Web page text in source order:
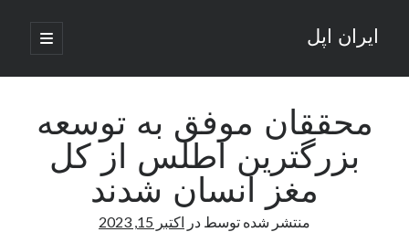
ایران اپل
باز
کردن
اصلی
نوار
نوشته‌های تازه
راه‌های اتصال موبایل و کامپیوتر به یکدیگر: تجربه‌ای یکپارچه و کاربردی
انتقاد کاربران از اتمام زودهنگام بسته‌های اینترنت ایرانسل همزمان با شرایط
محققان موفق به توسعه
بزرگترین اطلس از کل
مغز انسان شدند
منتشر شده توسط در اکتبر 15, 2023